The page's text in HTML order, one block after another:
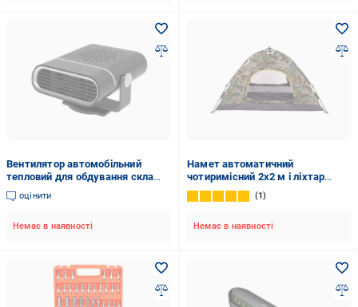
Вентилятор автомобільний
тепловий для обдування скла
12В 150 Вт (29433580)
оцінити
Немає в наявності
Намет автоматичний
чотиримісний 2х2 м і ліхтар
кемпінговий (29823310)
1
Немає в наявності